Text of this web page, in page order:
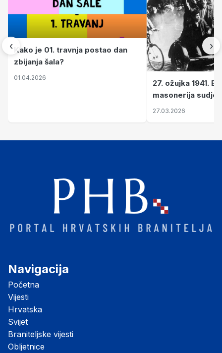
‹ Kako je 01. travnja postao dan
zbijanja šala?
01.04.2026
27. ožujka 1941.
masonerija
koji je
27.03.2026
›
Navigacija
Početna
Vijesti
Hrvatska
Svijet
Braniteljske vijesti
Obljetnice